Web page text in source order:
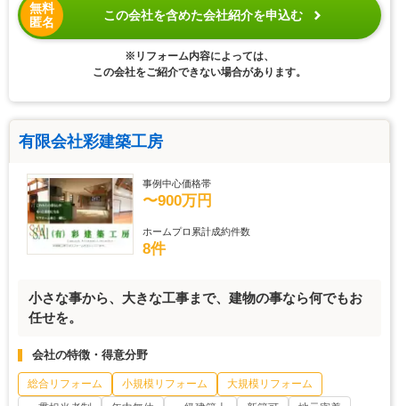
無料
匿名
この会社を含めた会社紹介を申込む
※リフォーム内容によっては、
この会社をご紹介できない場合があります。
有限会社彩建築工房
事例中心価格帯
〜900万円
ホームプロ累計成約件数
8件
小さな事から、大きな工事まで、建物の事なら何でもお
任せを。
会社の特徴・得意分野
総合リフォーム 小規模リフォーム
大規模リフォーム